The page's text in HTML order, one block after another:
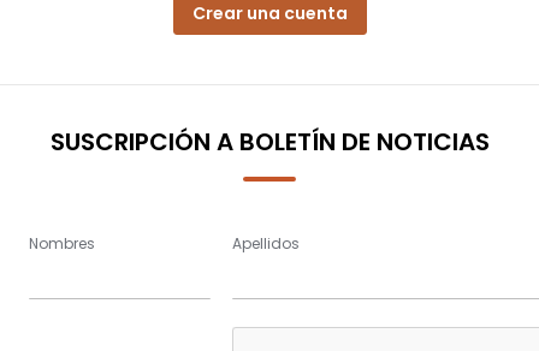
Crear una cuenta
SUSCRIPCIÓN A BOLETÍN DE NOTICIAS
Nombres Apellidos